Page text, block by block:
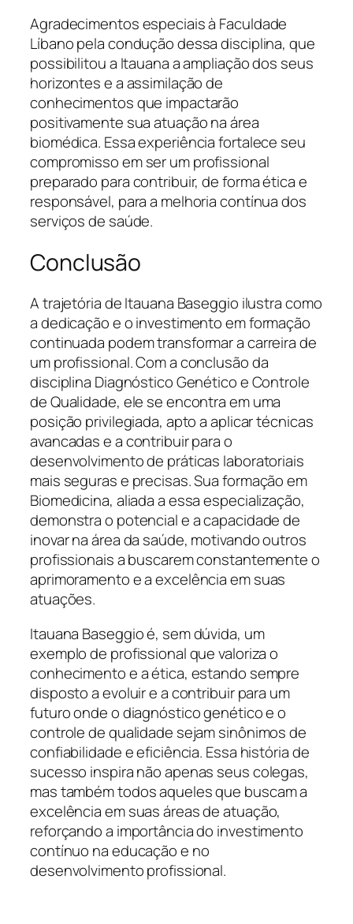
Agradecimentos especiais à Faculdade
Líbano pela condução dessa disciplina, que
possibilitou a Itauana a ampliação dos seus
horizontes e a assimilação de
conhecimentos que impactarão
positivamente sua atuação na área
biomédica. Essa experiência fortalece seu
compromisso em ser um profissional
preparado para contribuir, de forma ética e
responsável, para a melhoria contínua dos
serviços de saúde.
Conclusão
A trajetória de Itauana Baseggio ilustra como
a dedicação e o investimento em formação
continuada podem transformar a carreira de
um profissional. Com a conclusão da
disciplina Diagnóstico Genético e Controle
de Qualidade, ele se encontra em uma
posição privilegiada, apto a aplicar técnicas
avancadas e a contribuir para o
desenvolvimento de práticas laboratoriais
mais seguras e precisas. Sua formação em
Biomedicina, aliada a essa especialização,
demonstra o potencial e a capacidade de
inovar na área da saúde, motivando outros
profissionais a buscarem constantemente o
aprimoramento e a excelência em suas
atuações.
Itauana Baseggio é, sem dúvida, um
exemplo de profissional que valoriza o
conhecimento e a ética, estando sempre
disposto a evoluir e a contribuir para um
futuro onde o diagnóstico genético e o
controle de qualidade sejam sinônimos de
confiabilidade e eficiência. Essa história de
sucesso inspira não apenas seus colegas,
mas também todos aqueles que buscam a
excelência em suas áreas de atuação,
reforçando a importância do investimento
contínuo na educação e no
desenvolvimento profissional.